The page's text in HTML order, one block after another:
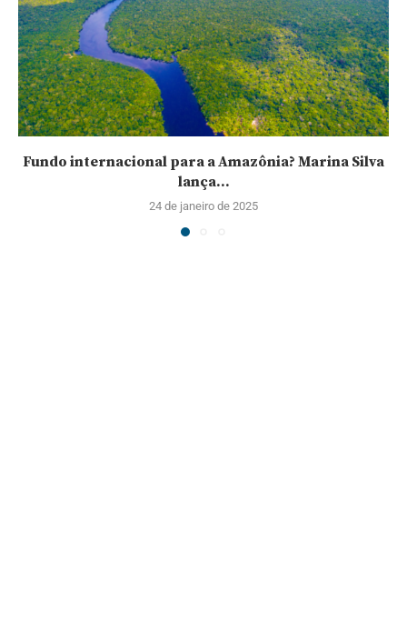
Fundo internacional para a Amazônia? Marina Silva
lança...
24 de janeiro de 2025